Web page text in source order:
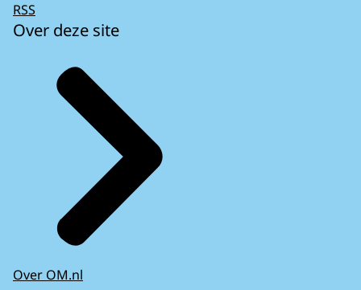
RSS
Over deze site
Over OM.nl